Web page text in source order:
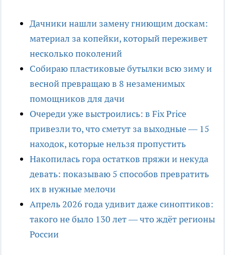
Дачники нашли замену гниющим доскам:
материал за копейки, который переживет
несколько поколений
Собираю пластиковые бутылки всю зиму и
весной превращаю в 8 незаменимых
помощников для дачи
Очереди уже выстроились: в Fix Price
привезли то, что сметут за выходные — 15
находок, которые нельзя пропустить
Накопилась гора остатков пряжи и некуда
девать: показываю 5 способов превратить
их в нужные мелочи
Апрель 2026 года удивит даже синоптиков:
такого не было 130 лет — что ждёт регионы
России